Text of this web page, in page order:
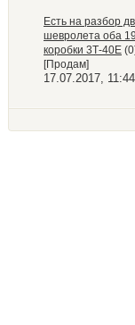
Есть на разбор
шевролета оба
коробки 3Т-40Е
[Продам]
17.07.2017, 11:44